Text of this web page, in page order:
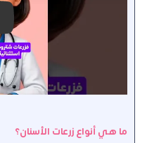
ما هي أنواع زرعات الأسنان؟